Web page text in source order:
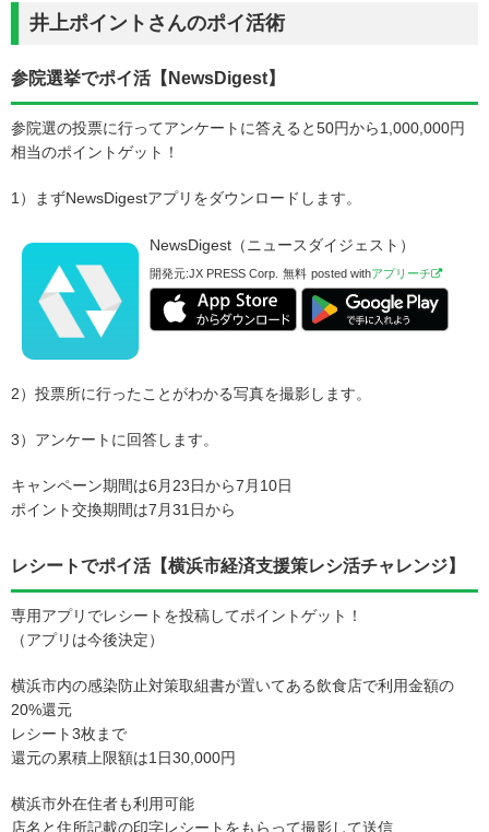
井上ポイントさんのポイ活術
参院選挙でポイ活【NewsDigest】
参院選の投票に行ってアンケートに答えると50円から1,000,000円
相当のポイントゲット！
1）まずNewsDigestアプリをダウンロードします。
NewsDigest（ニュースダイジェスト）
開発元:JX PRESS Corp. 無料 posted withアプリーチ
2）投票所に行ったことがわかる写真を撮影します。
3）アンケートに回答します。
キャンペーン期間は6月23日から7月10日
ポイント交換期間は7月31日から
レシートでポイ活【横浜市経済支援策レシ活チャレンジ】
専用アプリでレシートを投稿してポイントゲット！
（アプリは今後決定）
横浜市内の感染防止対策取組書が置いてある飲食店で利用金額の
20%還元
レシート3枚まで
還元の累積上限額は1日30,000円
横浜市外在住者も利用可能
店名と住所記載の印字レシートをもらって撮影して送信